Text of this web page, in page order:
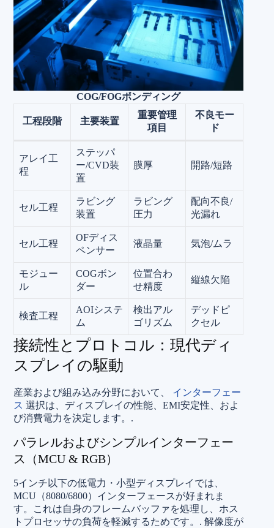
COG/FOGボンディング
工程段階 主要装置
重要管理
項目
不良モー
ド
アレイ工
程
ステッパ
ー/CVD装
置
膜厚 開路/短路
セル工程
ラビング
装置
ラビング
圧力
配向不良/
光漏れ
セル工程
OFディス
ペンサー
液晶量 気泡/ムラ
モジュー
ル
COGボン
ダー
位置合わ
せ精度
縦線欠陥
検査工程
AOIシステ
ム
検出アル
ゴリズム
デッドピ
クセル
接続性とプロトコル：現代ディ
スプレイの駆動
産業および組み込み分野において、 インターフェー
ス 選択は、ディスプレイの性能、EMI安定性、およ
び消費電力を決定します。.
パラレルおよびシンプルインターフェー
ス（MCU & RGB）
5インチ以下の低電力・小型ディスプレイでは、
MCU（8080/6800）インターフェースが好まれま
す。これは自身のフレームバッファを処理し、ホス
トプロセッサの負荷を軽減するためです。. 解像度が